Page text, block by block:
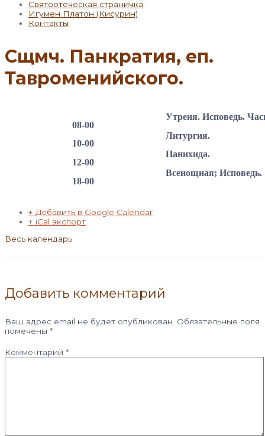
Святоотеческая страничка
Игумен Платон (Кисурин)
Контакты
Сщмч. Панкратия, еп.
Тавроменийского.
08-00
10-00
12-00
18-00
Утреня. Исповедь.
Литургия.
Панихида.
Всенощная; Исповедь.
+ Добавить в Google Calendar
+ iCal экспорт
Весь календарь
Добавить комментарий
Ваш адрес email не будет опубликован. Обязательные поля
помечены *
Комментарий *